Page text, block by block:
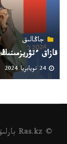
جاڭالىق
قازاق
© Ras.kz بارلىق قۇقىقتار ساقتالعان.